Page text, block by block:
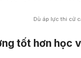
Dù áp lực thi cử
tốt hơn học